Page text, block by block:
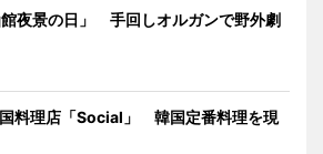
夜景の日」 手回しオルガンで野外劇
料理店「Social」 韓国定番料理を現